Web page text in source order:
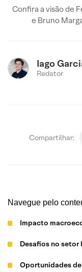
Confira a visão de
e Bruno
Iago
Redator
Compartilhar:
Navegue pelo
Impacto
Desafios no
Oportunidades